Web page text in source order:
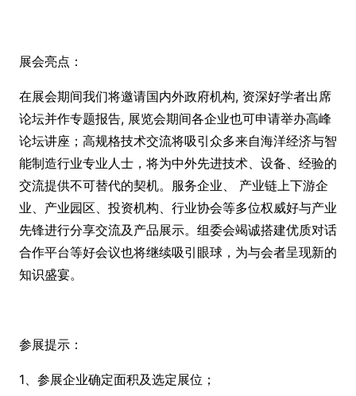
展会亮点：
在展会期间我们将邀请国内外政府机构, 资深好学者出席
论坛并作专题报告, 展览会期间各企业也可申请举办高峰
论坛讲座；高规格技术交流将吸引众多来自海洋经济与智
能制造行业专业人士，将为中外先进技术、设备、经验的
交流提供不可替代的契机。服务企业、 产业链上下游企
业、产业园区、投资机构、行业协会等多位权威好与产业
先锋进行分享交流及产品展示。组委会竭诚搭建优质对话
合作平台等好会议也将继续吸引眼球，为与会者呈现新的
知识盛宴。
参展提示：
1、参展企业确定面积及选定展位；